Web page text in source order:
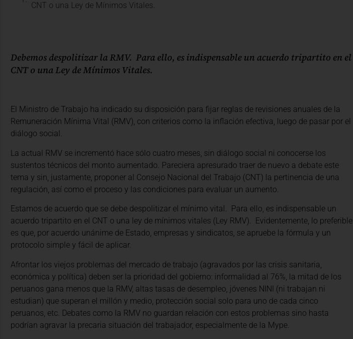
CNT o una Ley de Mínimos Vitales.
Debemos despolitizar la RMV. Para ello, es indispensable un acuerdo tripartito en el
CNT o una Ley de Mínimos Vitales.
El Ministro de Trabajo ha indicado su disposición para fijar reglas de revisiones anuales de la
Remuneración Mínima Vital (RMV), con criterios como la inflación efectiva, luego de pasar por el
diálogo social.
La actual RMV se incrementó hace sólo cuatro meses, sin diálogo social ni conocerse los
sustentos técnicos del monto aumentado. Pareciera apresurado traer de nuevo a debate este
tema y sin, justamente, proponer al Consejo Nacional del Trabajo (CNT) la pertinencia de una
regulación, así como el proceso y las condiciones para evaluar un aumento.
Estamos de acuerdo que se debe despolitizar el mínimo vital. Para ello, es indispensable un
acuerdo tripartito en el CNT o una ley de mínimos vitales (Ley RMV). Evidentemente, lo preferible
es que, por acuerdo unánime de Estado, empresas y sindicatos, se apruebe la fórmula y un
protocolo simple y fácil de aplicar.
Afrontar los viejos problemas del mercado de trabajo (agravados por las crisis sanitaria,
económica y política) deben ser la prioridad del gobierno: informalidad al 76%, la mitad de los
peruanos gana menos que la RMV, altas tasas de desempleo, jóvenes NINI (ni trabajan ni
estudian) que superan el millón y medio, protección social solo para uno de cada cinco
peruanos, etc. Debates como la RMV no guardan relación con estos problemas sino hasta
podrían agravar la precaria situación del trabajador, especialmente de la Mype.